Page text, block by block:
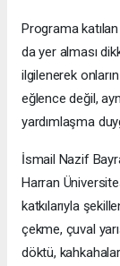
Programa
da yer alması
ilgilenerek
eğlence değil,
yardımlaşma
İsmail Nazif
Harran
katkılarıyla
çekme, çuval
döktü,